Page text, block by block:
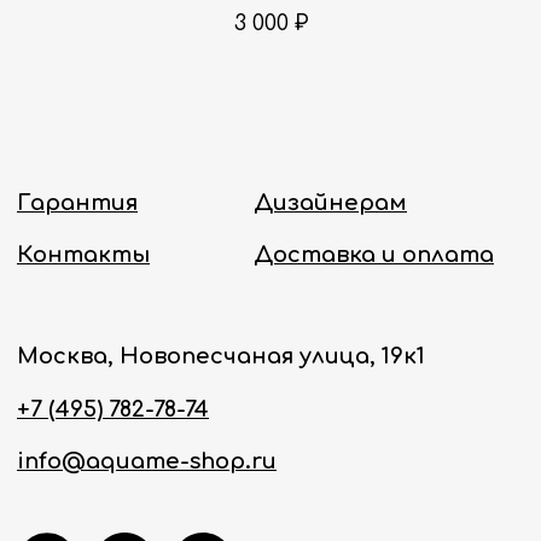
3 000 ₽